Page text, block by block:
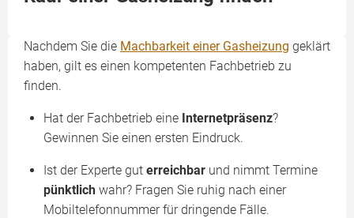
Nachdem Sie die Machbarkeit einer Gasheizung geklärt
haben, gilt es einen kompetenten Fachbetrieb zu
finden.
Hat der Fachbetrieb eine Internetpräsenz?
Gewinnen Sie einen ersten Eindruck.
Ist der Experte gut erreichbar und nimmt Termine
pünktlich wahr? Fragen Sie ruhig nach einer
Mobiltelefonnummer für dringende Fälle.